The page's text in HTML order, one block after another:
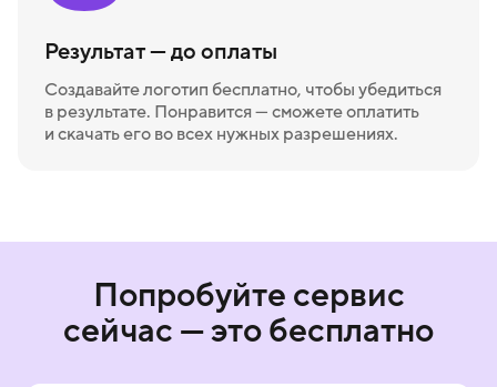
Результат — до оплаты
Создавайте логотип бесплатно, чтобы убедиться
в результате. Понравится — сможете оплатить
и скачать его во всех нужных разрешениях.
Попробуйте сервис
сейчас — это бесплатно